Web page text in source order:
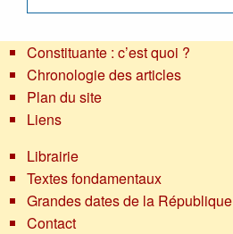
Constituante : c’est quoi ?
Chronologie des articles
Plan du site
Liens
Librairie
Textes fondamentaux
Grandes dates de la République
Contact